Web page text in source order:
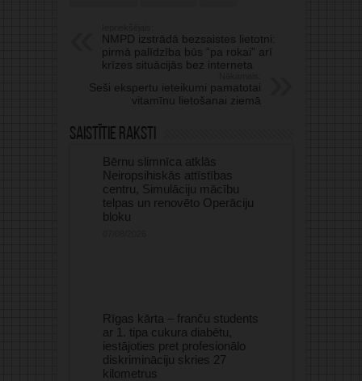
NMPD izstrādā bezsaistes lietotni:
pirmā palīdzība būs “pa rokai” arī
krīzes situācijās bez interneta
Seši ekspertu ieteikumi pamatotai
vitamīnu lietošanai ziemā
Saistītie raksti
Bērnu slimnīca atklās
Neiropsihiskās attīstības
centru, Simulāciju mācību
telpas un renovēto Operāciju
bloku
Rīgas kārta – franču students
ar 1. tipa cukura diabētu,
iestājoties pret profesionālo
diskrimināciju skries 27
kilometrus